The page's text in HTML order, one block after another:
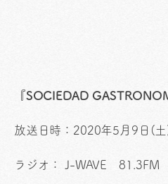
『SOCIEDAD
放送日時：2020年5月9日(
ラジオ： J-WAVE 81.3FM